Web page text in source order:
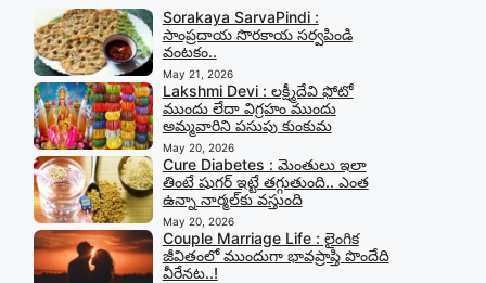
Sorakaya SarvaPindi :
సాంప్రదాయ సొరకాయ సర్వపిండి
వంటకం..
May 21, 2026
Lakshmi Devi : లక్ష్మీదేవి ఫోటో
ముందు లేదా విగ్రహం ముందు
అమ్మవారిని పసుపు కుంకుమ
May 20, 2026
Cure Diabetes : మెంతులు ఇలా
తింటే షుగర్ ఇట్టే తగ్గుతుంది.. ఎంత
ఉన్నా నార్మల్‍కు వస్తుంది
May 20, 2026
Couple Marriage Life : లైంగిక
జీవితంలో ముందుగా భావప్రాప్తి పొందేది
వీరేనట..!